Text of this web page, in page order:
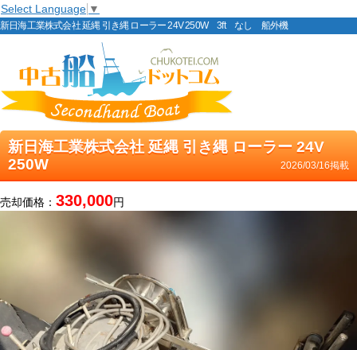
Select Language ▼
新日海工業株式会社 延縄 引き縄 ローラー 24V 250W 3ft なし 船外機
新日海工業株式会社 延縄 引き縄 ローラー 24V
250W
2026/03/16掲載
売却価格： 330,000円